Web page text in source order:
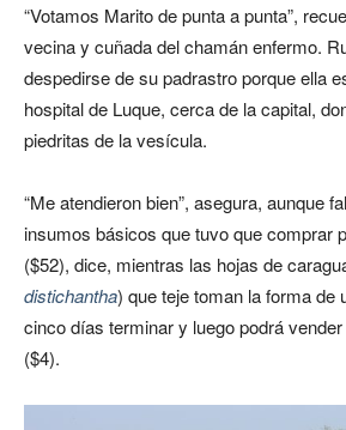
“Votamos Marito de punta a punta”,
vecina y cuñada del chamán enfermo.
despedirse de su padrastro porque ella
hospital de Luque, cerca de la capital,
piedritas de la vesícula.
“Me atendieron bien”, asegura, aunque
insumos básicos que tuvo que comprar
($52), dice, mientras las hojas de
distichantha) que teje toman la forma de
cinco días terminar y luego podrá
($4).